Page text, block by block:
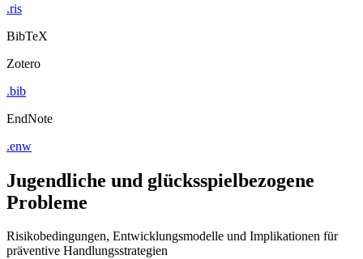
.ris
BibTeX
Zotero
.bib
EndNote
.enw
Jugendliche und glücksspielbezogene
Probleme
Risikobedingungen, Entwicklungsmodelle und Implikationen für
präventive Handlungsstrategien